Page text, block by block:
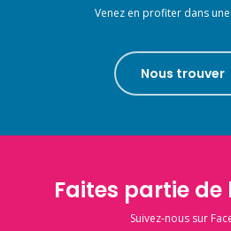
Venez en profiter dans
Nous trouver
Faites partie
Suivez-nous sur